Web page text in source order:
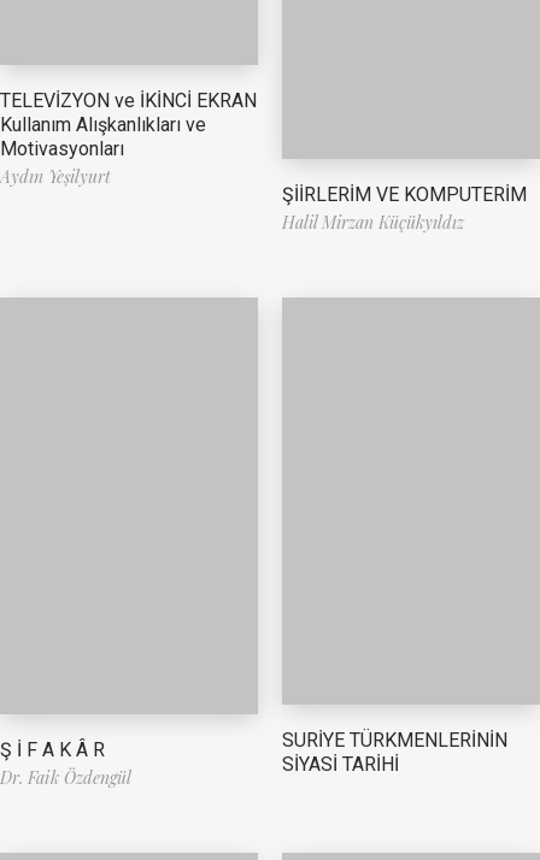
TELEVİZYON ve İKİNCİ EKRAN
Kullanım Alışkanlıkları ve
Motivasyonları
Aydın Yeşilyurt
ŞİİRLERİM VE KOMPUTERİM
Halil Mirzan Küçükyıldız
Ş İ F A K Â R
Dr. Faik Özdengül
SURİYE TÜRKMENLERİNİN
SİYASİ TARİHİ